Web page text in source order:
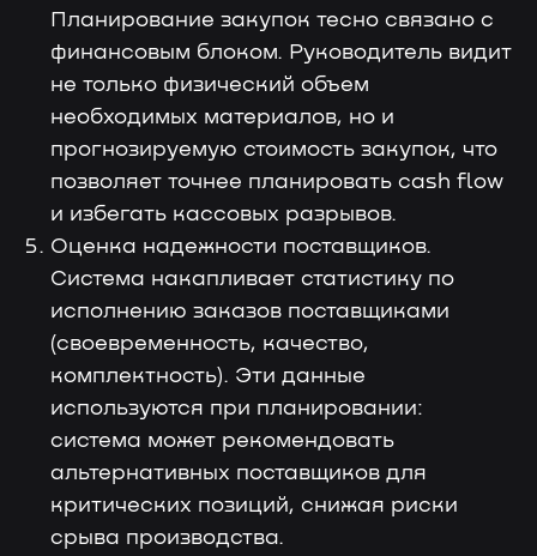
Планирование закупок тесно связано с
финансовым блоком. Руководитель видит
не только физический объем
необходимых материалов, но и
прогнозируемую стоимость закупок, что
позволяет точнее планировать cash flow
и избегать кассовых разрывов.
Оценка надежности поставщиков.
Система накапливает статистику по
исполнению заказов поставщиками
(своевременность, качество,
комплектность). Эти данные
используются при планировании:
система может рекомендовать
альтернативных поставщиков для
критических позиций, снижая риски
срыва производства.